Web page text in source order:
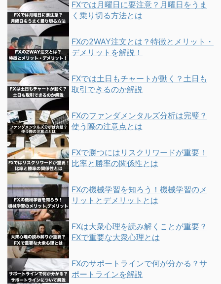
FXでは月曜日に要注意？月曜日をうま
く乗り切る方法とは
FXの2WAY注文とは？特徴とメリット・
デメリットを解説！
FXでは土日もチャートが動く？土日も
取引できるのか解説
FXのファンダメンタルズ分析は完璧？
使う際の注意点とは
FXで勝つにはリスクリワードが重要！
比率と勝率の関係性とは
FXの機械学習を知ろう！機械学習のメ
リットとデメリットとは
FXは大衆心理を読み解くことが重要？
FXで重要な大衆心理とは
FXのサポートラインで何が分かる？サ
ポートラインを解説